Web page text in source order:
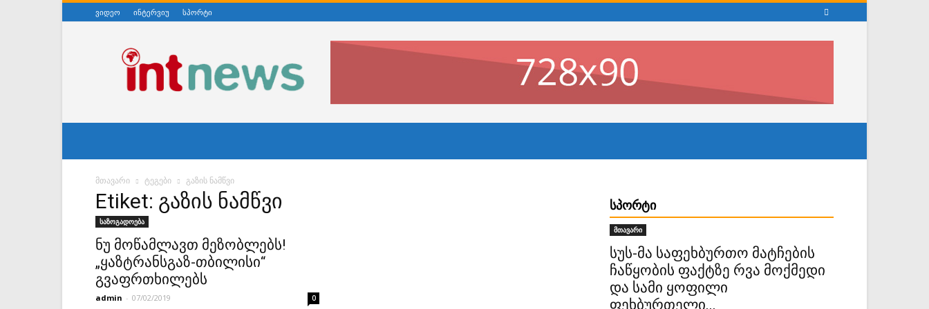
ვიდეო ინტერვიუ სპორტი
ინტერნეტნიუსი
მთავარი ტეგები გაზის ნამწვი
Etiket: გაზის ნამწვი
საზოგადოება
ნუ მოწამლავთ მეზობლებს!
„ყაზტრანსგაზ-თბილისი“
გვაფრთხილებს
admin - 07/02/2019 0
ᲡᲞᲝᲠᲢᲘ
მთავარი
სუს-მა საფეხბურთო მატჩების
ჩაწყობის ფაქტზე რვა მოქმედი
და სამი ყოფილი
ფეხბურთელი...